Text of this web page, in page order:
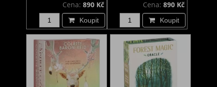
Cena: 890 Kč
Koupit
Cena:890 Kč
Koupit